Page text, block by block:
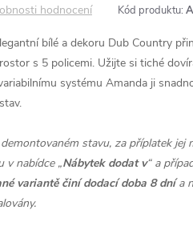
hodnocení Kód produktu:
bílé a dekoru Dub Country
s 5 policemi. Užijte si tiché
systému Amanda ji
stavu, za příplatek jej
v nabídce „Nábytek dodat v“ a
variantě činí dodací doba 8 dnía